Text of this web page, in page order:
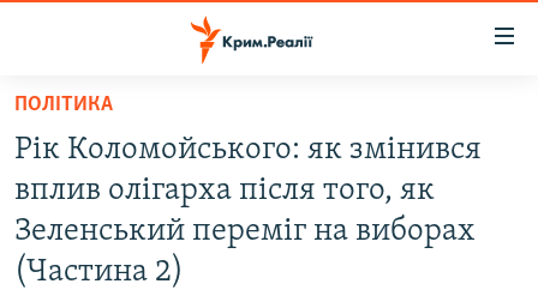
Перейти
основного
матеріалу
Перейти
до
основної
ВІДЕО ТА ФОТО
ПОЛІТИКА
ПОЛІТИКА
Рік Коломойського: як змінився
вплив олігарха після того, як
Зеленський переміг на виборах
(Частина 2)